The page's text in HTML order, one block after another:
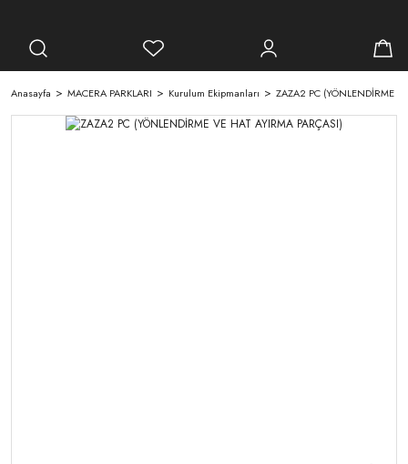
Anasayfa MACERA PARKLARI Kurulum Ekipmanları ZAZA2 PC (YÖNLENDİRME